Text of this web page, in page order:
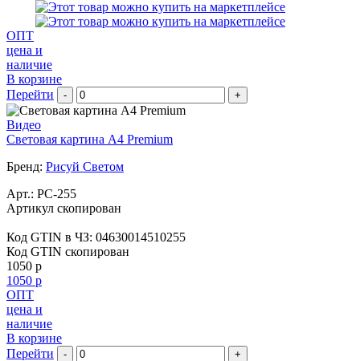
ОПТ
цена и
наличие
В корзине
Перейти
- +
Видео
Световая картина А4 Premium
Бренд: Рисуй Светом
Арт.: РС-255
Артикул скопирован
Код GTIN в ЧЗ: 04630014510255
Код GTIN скопирован
1050 р
1050 р
ОПТ
цена и
наличие
В корзине
Перейти
- +